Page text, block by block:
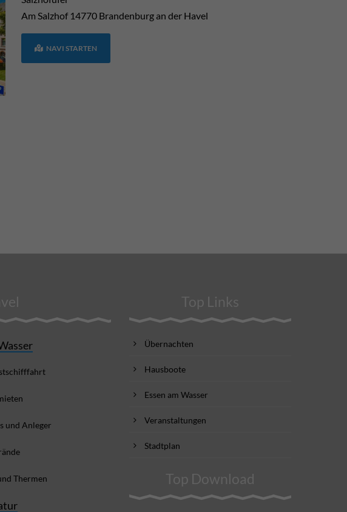
Am Salzhof 14770 Brandenburg an der Havel
NAVI STARTEN
und Anleger
Thermen
Top Links
Übernachten
Hausboote
Essen am Wasser
Veranstaltungen
Stadtplan
Top Download